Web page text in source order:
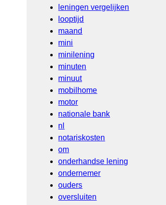
leningen vergelijken
looptijd
maand
mini
minilening
minuten
minuut
mobilhome
motor
nationale bank
nl
notariskosten
om
onderhandse lening
ondernemer
ouders
oversluiten